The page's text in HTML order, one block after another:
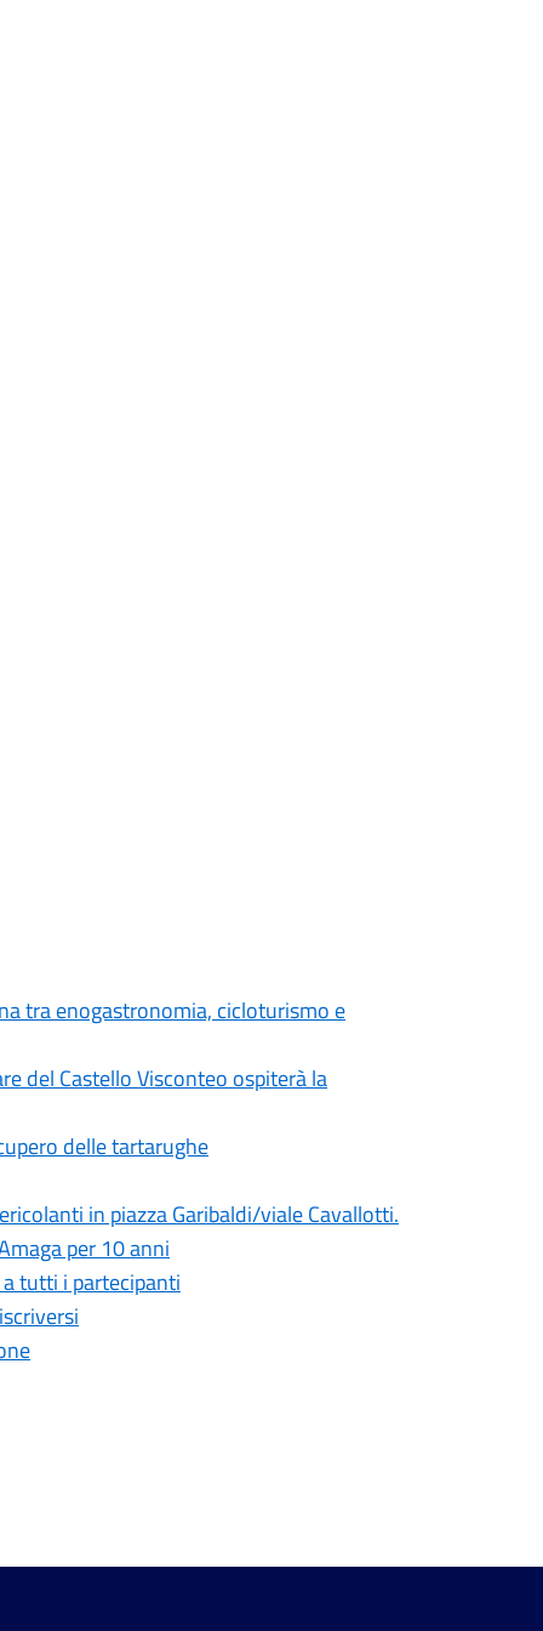
tra enogastronomia, cicloturismo e
del Castello Visconteo ospiterà la
delle tartarughe
in piazza Garibaldi/viale Cavallotti.
per 10 anni
tutti i partecipanti